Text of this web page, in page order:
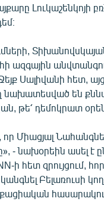
բոլոր կայքերը
Լուկաշենկոյի
ազգային
Սալիվանի հետ,
են
թե՛ դեմոկրատ
որ Միացյալ
- նախօրեին ասել է
ի հետ զրույցում,
Բելառուսի